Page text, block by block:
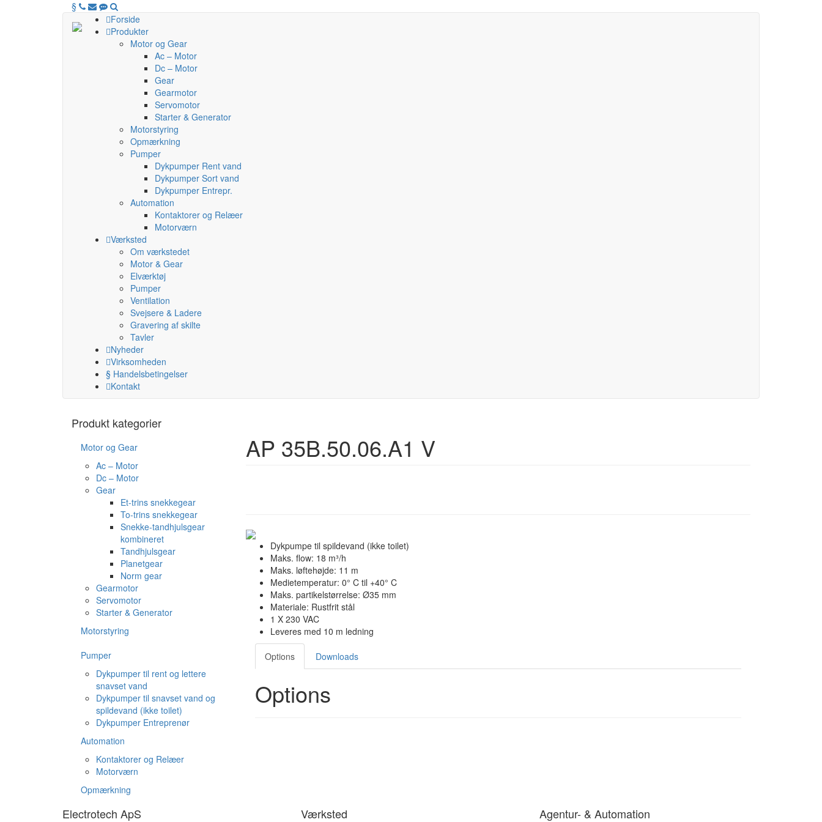
§
Forside
Produkter
Motor og Gear
Ac – Motor
Dc – Motor
Gear
Gearmotor
Servomotor
Starter & Generator
Motorstyring
Opmærkning
Pumper
Dykpumper Rent vand
Dykpumper Sort vand
Dykpumper Entrepr.
Automation
Kontaktorer og Relæer
Motorværn
Værksted
Om værkstedet
Motor & Gear
Elværktøj
Pumper
Ventilation
Svejsere & Ladere
Gravering af skilte
Tavler
Nyheder
Virksomheden
§ Handelsbetingelser
Kontakt
Produkt kategorier
Motor og Gear
Ac – Motor
Dc – Motor
Gear
Et-trins snekkegear
To-trins snekkegear
Snekke-tandhjulsgear
kombineret
Tandhjulsgear
Planetgear
Norm gear
Gearmotor
Servomotor
Starter & Generator
Motorstyring
Pumper
Dykpumper til rent og lettere
snavset vand
Dykpumper til snavset vand og
spildevand (ikke toilet)
Dykpumper Entreprenør
Automation
Kontaktorer og Relæer
Motorværn
Opmærkning
AP 35B.50.06.A1 V
Dykpumpe til spildevand (ikke toilet)
Maks. flow: 18 m³/h
Maks. løftehøjde: 11 m
Medietemperatur: 0° C til +40° C
Maks. partikelstørrelse: Ø35 mm
Materiale: Rustfrit stål
1 X 230 VAC
Leveres med 10 m ledning
Options Downloads
Options
Electrotech ApS Værksted Agentur- & Automation